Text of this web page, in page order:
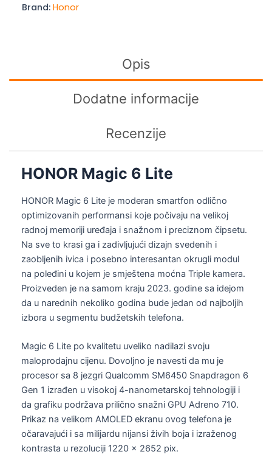
Brand: Honor
Opis
Dodatne informacije
Recenzije
HONOR Magic 6 Lite
HONOR Magic 6 Lite je moderan smartfon odlično
optimizovanih performansi koje počivaju na velikoj
radnoj memoriji uređaja i snažnom i preciznom čipsetu.
Na sve to krasi ga i zadivljujući dizajn svedenih i
zaobljenih ivica i posebno interesantan okrugli modul
na poleđini u kojem je smještena moćna Triple kamera.
Proizveden je na samom kraju 2023. godine sa idejom
da u narednih nekoliko godina bude jedan od najboljih
izbora u segmentu budžetskih telefona.
Magic 6 Lite po kvalitetu uveliko nadilazi svoju
maloprodajnu cijenu. Dovoljno je navesti da mu je
procesor sa 8 jezgri Qualcomm SM6450 Snapdragon 6
Gen 1 izrađen u visokoj 4-nanometarskoj tehnologiji i
da grafiku podržava prilično snažni GPU Adreno 710.
Prikaz na velikom AMOLED ekranu ovog telefona je
očaravajući i sa milijardu nijansi živih boja i izraženog
kontrasta u rezoluciji 1220 x 2652 pix.